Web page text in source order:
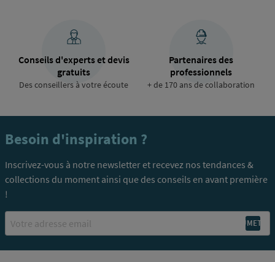
Conseils d'experts et devis
gratuits
Des conseillers à votre écoute
Partenaires des
professionnels
+ de 170 ans de collaboration
Besoin d'inspiration ?
Inscrivez-vous à notre newsletter et recevez nos tendances &
collections du moment ainsi que des conseils en avant première
!